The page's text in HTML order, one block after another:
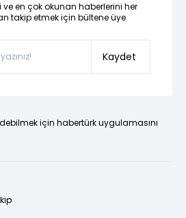
en çok okunan haberlerini her
takip etmek için bültene üye
Kaydet
için habertürk uygulamasını